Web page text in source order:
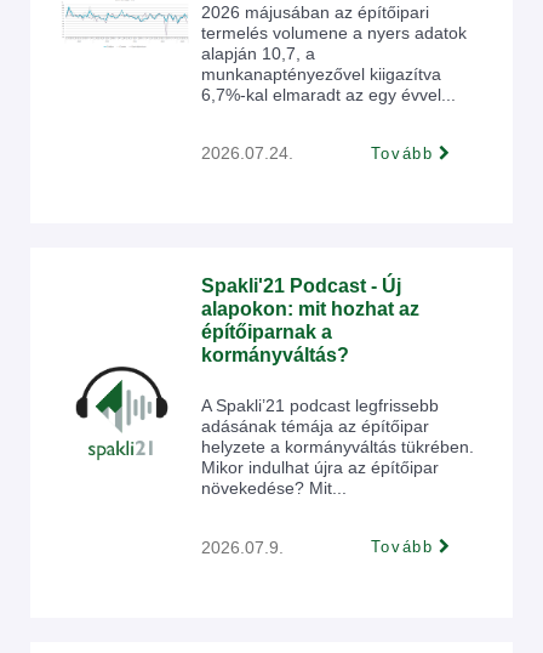
2026.07.24.
2026 májusában az építőipari
termelés volumene a nyers adatok
alapján 10,7, a
munkanaptényezővel kiigazítva
6,7%-kal elmaradt az egy évvel...
Tovább
Spakli'21 Podcast - Új
alapokon: mit hozhat az
építőiparnak a
kormányváltás?
2026.07.9.
A Spakli’21 podcast legfrissebb
adásának témája az építőipar
helyzete a kormányváltás tükrében.
Mikor indulhat újra az építőipar
növekedése? Mit...
Tovább